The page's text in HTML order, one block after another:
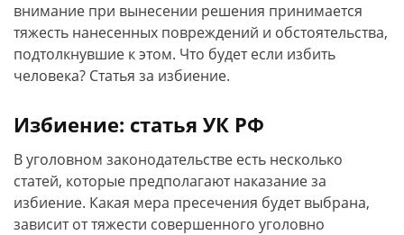
внимание при вынесении решения принимается
тяжесть нанесенных повреждений и обстоятельства,
подтолкнувшие к этом. Что будет если избить
человека? Статья за избиение.
Избиение: статья УК РФ
В уголовном законодательстве есть несколько
статей, которые предполагают наказание за
избиение. Какая мера пресечения будет выбрана,
зависит от тяжести совершенного уголовно